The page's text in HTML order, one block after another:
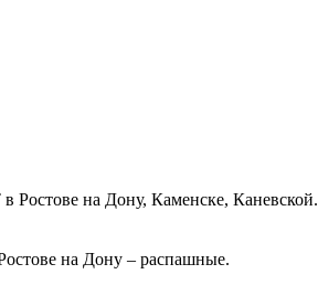
Ростове на Дону, Каменске, Каневской.
на Дону – распашные.